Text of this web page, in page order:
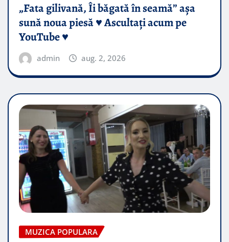
„Fata gilivană, Îi băgată în seamă” așa
sună noua piesă ♥️ Ascultați acum pe
YouTube ♥️
admin aug. 2, 2026
MUZICA POPULARA